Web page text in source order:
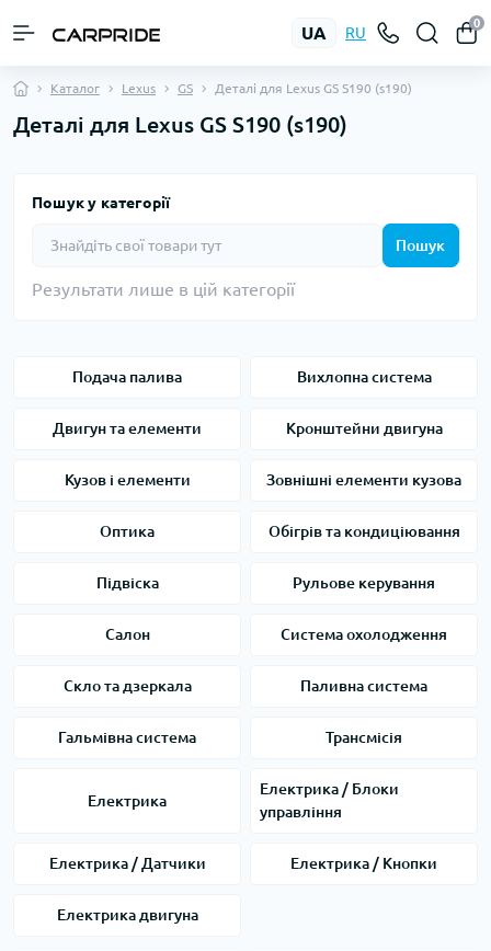
UA RU
0
Каталог Lexus GS Деталі для Lexus GS S190 (s190)
Деталі для Lexus GS S190 (s190)
Пошук у категорії
Пошук
Результати лише в цій категорії
Подача палива Вихлопна система
Двигун та елементи Кронштейни двигуна
Кузов і елементи Зовнішні елементи кузова
Оптика Обігрів та кондиціювання
Підвіска Рульове керування
Салон Система охолодження
Скло та дзеркала Паливна система
Гальмівна система Трансмісія
Електрика
Електрика / Блоки
управління
Електрика / Датчики Електрика / Кнопки
Електрика двигуна